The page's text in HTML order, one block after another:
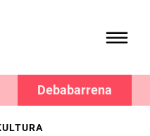
Debabarrena